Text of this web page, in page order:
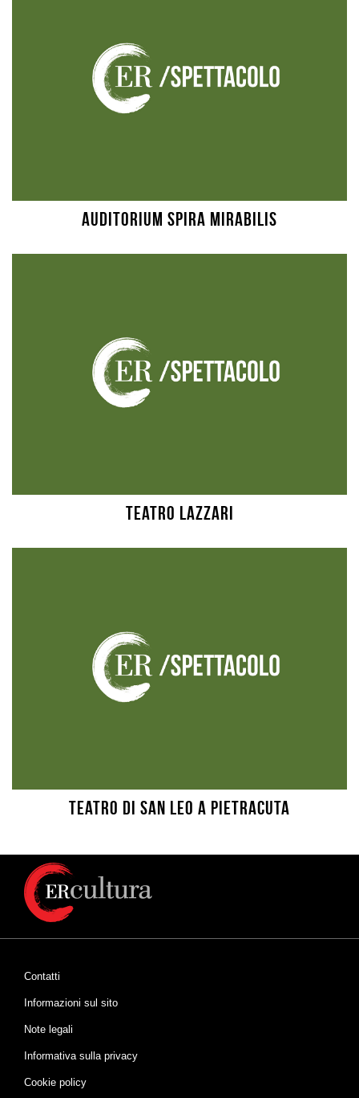
Auditorium Spira Mirabilis
Teatro Lazzari
Teatro di San Leo a Pietracuta
Contatti
Informazioni sul sito
Note legali
Informativa sulla privacy
Cookie policy